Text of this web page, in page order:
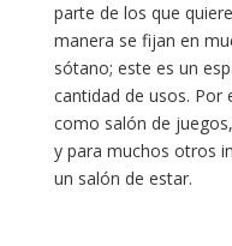
parte de los que
manera se fijan en
sótano; este es un
cantidad de usos. Por
como salón de
y para muchos otros
un salón de estar.